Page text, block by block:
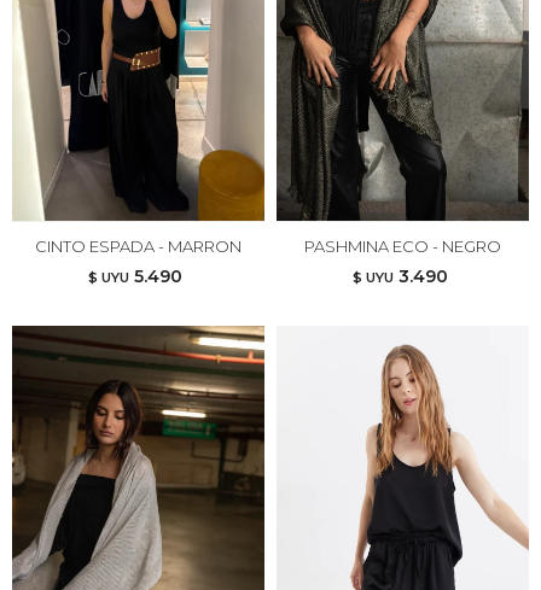
CINTO ESPADA - MARRON
$ UYU 5.490
PASHMINA ECO - NEGRO
$ UYU 3.490